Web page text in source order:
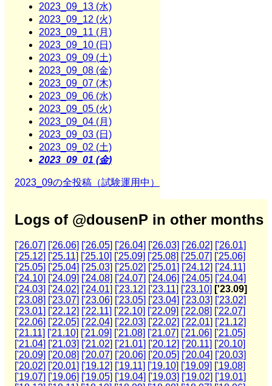
2023_09_13 (水)
2023_09_12 (火)
2023_09_11 (月)
2023_09_10 (日)
2023_09_09 (土)
2023_09_08 (金)
2023_09_07 (木)
2023_09_06 (水)
2023_09_05 (火)
2023_09_04 (月)
2023_09_03 (日)
2023_09_02 (土)
2023_09_01 (金)
2023_09の全投稿（試験運用中）
Logs of @dousenP in other months
['26.07] ['26.06] ['26.05] ['26.04] ['26.03] ['26.02] ['26.01]
['25.12] ['25.11] ['25.10] ['25.09] ['25.08] ['25.07] ['25.06]
['25.05] ['25.04] ['25.03] ['25.02] ['25.01] ['24.12] ['24.11]
['24.10] ['24.09] ['24.08] ['24.07] ['24.06] ['24.05] ['24.04]
['24.03] ['24.02] ['24.01] ['23.12] ['23.11] ['23.10] ['23.09]
['23.08] ['23.07] ['23.06] ['23.05] ['23.04] ['23.03] ['23.02]
['23.01] ['22.12] ['22.11] ['22.10] ['22.09] ['22.08] ['22.07]
['22.06] ['22.05] ['22.04] ['22.03] ['22.02] ['22.01] ['21.12]
['21.11] ['21.10] ['21.09] ['21.08] ['21.07] ['21.06] ['21.05]
['21.04] ['21.03] ['21.02] ['21.01] ['20.12] ['20.11] ['20.10]
['20.09] ['20.08] ['20.07] ['20.06] ['20.05] ['20.04] ['20.03]
['20.02] ['20.01] ['19.12] ['19.11] ['19.10] ['19.09] ['19.08]
['19.07] ['19.06] ['19.05] ['19.04] ['19.03] ['19.02] ['19.01]